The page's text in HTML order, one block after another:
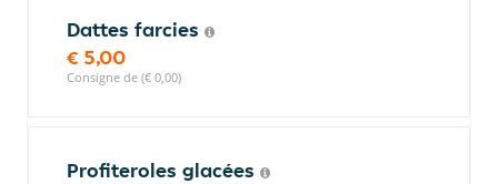
Dattes farcies
€ 5,00
Consigne de (€ 0,00)
Profiteroles glacées